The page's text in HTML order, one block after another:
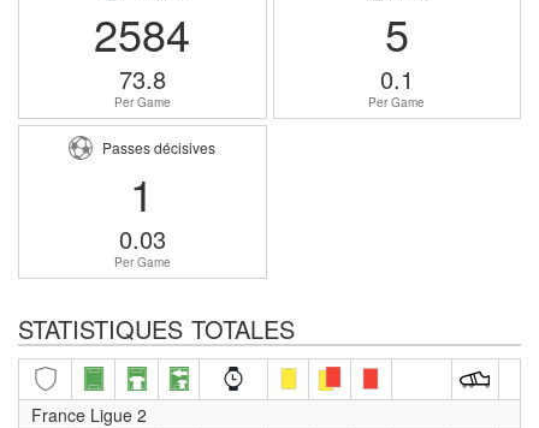
2584
73.8
Per Game
5
0.1
Per Game
Passes décisives
1
0.03
Per Game
STATISTIQUES TOTALES
France Ligue 2